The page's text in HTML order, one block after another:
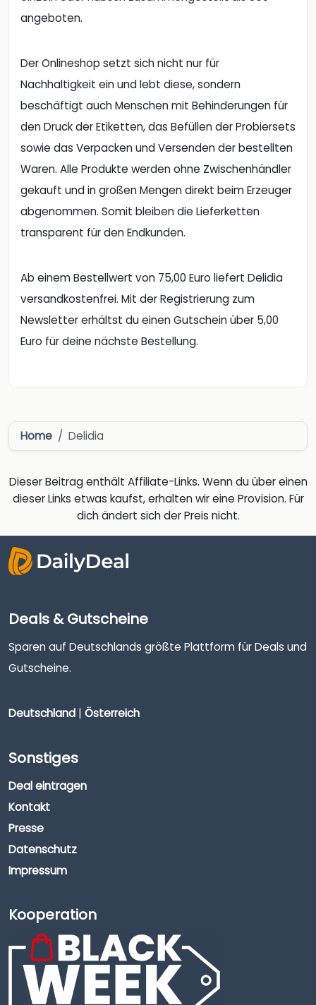
angeboten.
Der Onlineshop setzt sich nicht nur für
Nachhaltigkeit ein und lebt diese, sondern
beschäftigt auch Menschen mit Behinderungen für
den Druck der Etiketten, das Befüllen der Probiersets
sowie das Verpacken und Versenden der bestellten
Waren. Alle Produkte werden ohne Zwischenhändler
gekauft und in großen Mengen direkt beim Erzeuger
abgenommen. Somit bleiben die Lieferketten
transparent für den Endkunden.
Ab einem Bestellwert von 75,00 Euro liefert Delidia
versandkostenfrei. Mit der Registrierung zum
Newsletter erhältst du einen Gutschein über 5,00
Euro für deine nächste Bestellung.
Home Delidia
Dieser Beitrag enthält Affiliate-Links. Wenn du über einen
dieser Links etwas kaufst, erhalten wir eine Provision. Für
dich ändert sich der Preis nicht.
Deals & Gutscheine
Sparen auf Deutschlands größte Plattform für Deals und
Gutscheine.
Deutschland | Österreich
Sonstiges
Deal eintragen
Kontakt
Presse
Datenschutz
Impressum
Kooperation